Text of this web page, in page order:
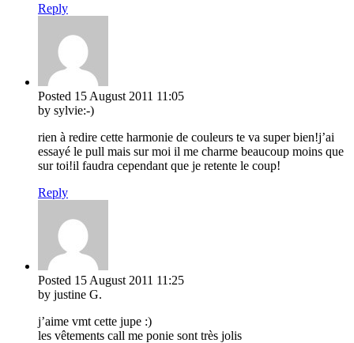
Reply
Posted 15 August 2011 11:05
by sylvie:-)
rien à redire cette harmonie de couleurs te va super bien!j’ai
essayé le pull mais sur moi il me charme beaucoup moins que
sur toi!il faudra cependant que je retente le coup!
Reply
Posted 15 August 2011 11:25
by justine G.
j’aime vmt cette jupe :)
les vêtements call me ponie sont très jolis